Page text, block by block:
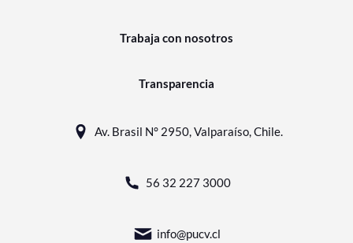
Trabaja con nosotros
Transparencia
Av. Brasil N° 2950, Valparaíso, Chile.
56 32 227 3000
info@pucv.cl